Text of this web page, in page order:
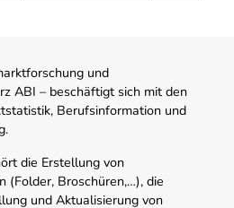
und
ABI – beschäftigt sich mit den
Berufsinformation und
die Erstellung von
(Folder, Broschüren,…), die
und Aktualisierung von